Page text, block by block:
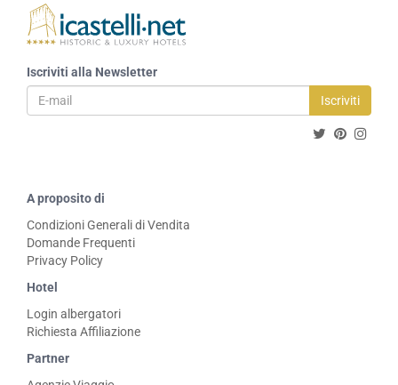
Iscriviti alla Newsletter
Iscriviti
A proposito di
Condizioni Generali di Vendita
Domande Frequenti
Privacy Policy
Hotel
Login albergatori
Richiesta Affiliazione
Partner